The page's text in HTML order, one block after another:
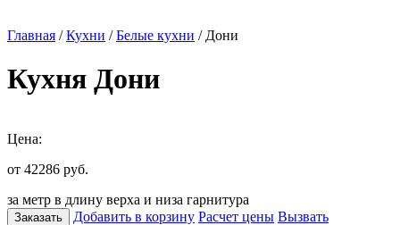
Главная /Кухни /Белые кухни / Дони
Кухня Дони
Цена:
от 42286 руб.
за метр в длину верха и низа гарнитура
Заказать Добавить в корзину Расчет цены Вызвать